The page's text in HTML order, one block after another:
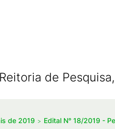
de
de 2019 Edital N° 18/2019 -